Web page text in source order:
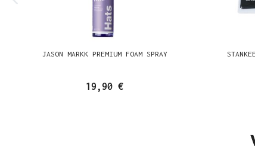
JASON MARKK PREMIUM FOAM SPRAY
19,90 €